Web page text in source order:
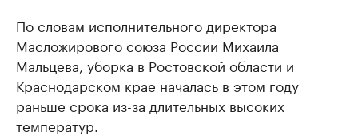
По словам исполнительного директора
Масложирового союза России Михаила
Мальцева, уборка в Ростовской области и
Краснодарском крае началась в этом году
раньше срока из-за длительных высоких
температур.